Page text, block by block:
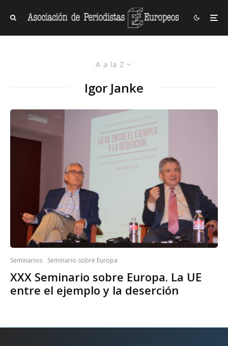
A a la Z
Igor Janke
Seminarios Seminario sobre Europa
XXX Seminario sobre Europa. La UE
entre el ejemplo y la deserción